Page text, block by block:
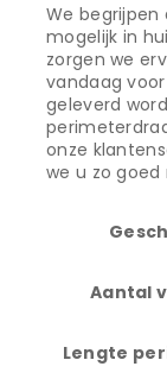
We
mogelijk in
zorgen we
vandaag
geleverd
onze
we u zo goed
Aantal
Lengte